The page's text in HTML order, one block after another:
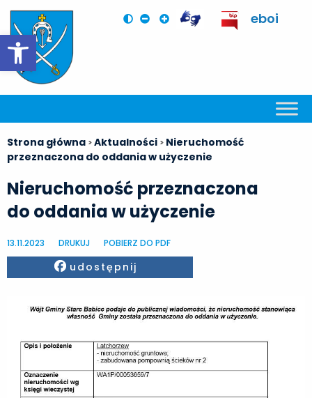
Otwórz pasek narzędzi
eboi
Strona główna >Aktualności > Nieruchomość
przeznaczona do oddania w użyczenie
Nieruchomość przeznaczona
do oddania w użyczenie
13.11.2023 DRUKUJ POBIERZ DO PDF
Facebook
udostępnij